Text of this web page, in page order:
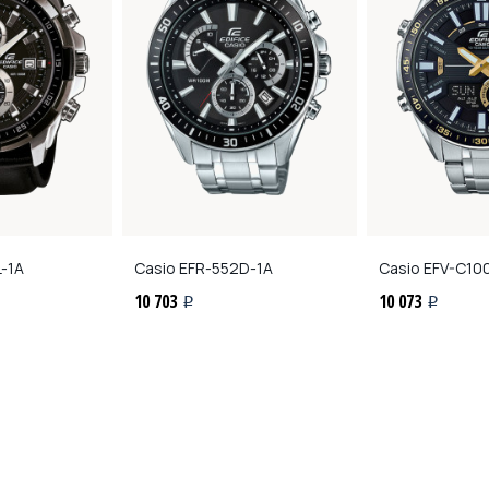
1A Casio EFR-552D-1A
10 703 i
Casio EFV-
10 073 i